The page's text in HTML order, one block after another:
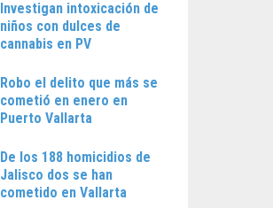
Investigan intoxicación de
niños con dulces de
cannabis en PV
Robo el delito que más se
cometió en enero en
Puerto Vallarta
De los 188 homicidios de
Jalisco dos se han
cometido en Vallarta